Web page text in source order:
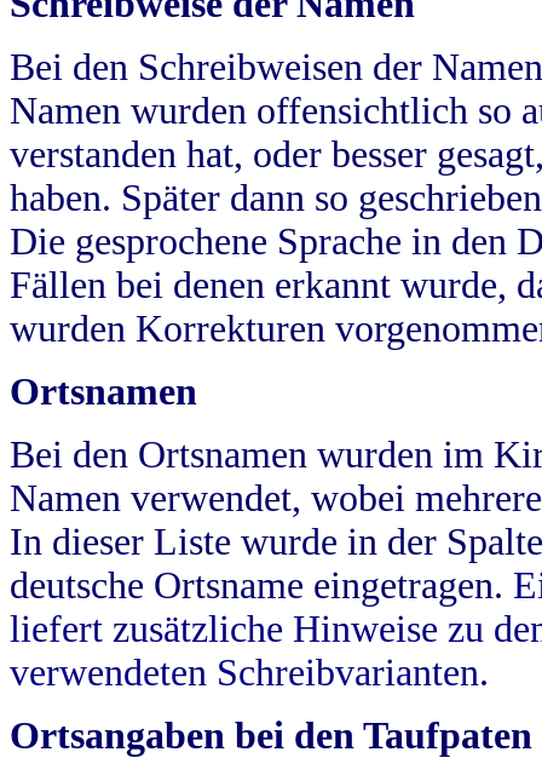
Bei den Schreibweisen der
Namen wurden offensichtlich so
verstanden hat, oder besser
haben. Später dann so
Die gesprochene Sprache in
Fällen bei denen erkannt wurde,
wurden Korrekturen
Ortsnamen
Bei den Ortsnamen wurden im
Namen verwendet, wobei
In dieser Liste wurde in der
deutsche Ortsname eingetragen.
liefert zusätzliche Hinweise zu
verwendeten Schreibvarianten.
Ortsangaben bei den Taufpaten